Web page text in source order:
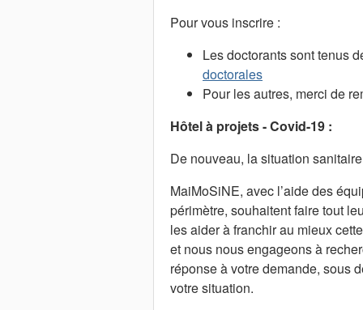
Pour vous inscrire :
Les doctorants sont tenus
doctorales
Pour les autres, merci de
Hôtel à projets - Covid-19 :
De nouveau, la situation
MaiMoSiNE, avec l’aide des
périmètre, souhaitent faire tout
les aider à franchir au mieux
et nous nous engageons à
réponse à votre demande, sous
votre situation.